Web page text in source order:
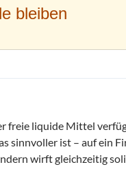
bleiben
freie liquide Mittel
sinnvoller ist – auf ein
wirft gleichzeitig